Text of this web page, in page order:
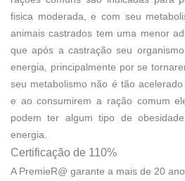
fisica moderada, e com seu
animais castrados tem uma menor
que após a castração seu
energia, principalmente por se
seu metabolismo não é tão
e ao consumirem a ração comum
podem ter algum tipo de
energia.
Certificação de 110%
A PremieR@ garante a mais de 20